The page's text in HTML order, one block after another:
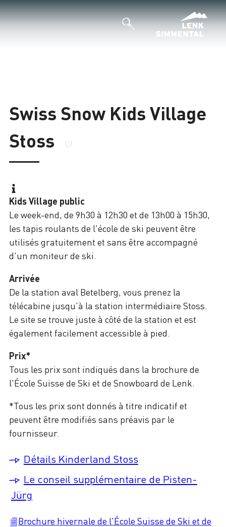
Swiss Snow Kids Village
Stoss
Kids Village public
Le week-end, de 9h30 à 12h30 et de 13h00 à 15h30,
les tapis roulants de l'école de ski peuvent être
utilisés gratuitement et sans être accompagné
d'un moniteur de ski.
Arrivée
De la station aval Betelberg, vous prenez la
télécabine jusqu'à la station intermédiaire Stoss.
Le site se trouve juste à côté de la station et est
également facilement accessible à pied.
Prix*
Tous les prix sont indiqués dans la brochure de
l'École Suisse de Ski et de Snowboard de Lenk.
*Tous les prix sont donnés à titre indicatif et
peuvent être modifiés sans préavis par le
fournisseur.
Détails Kinderland Stoss
Le conseil supplémentaire de Pisten-
Jürg
Brochure hivernale de l'École Suisse de Ski et de